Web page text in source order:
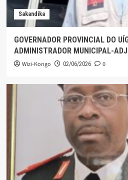
Sakandika
GOVERNADOR PROVINCIAL DO
ADMINISTRADOR MUNICIPAL-
Wizi-Kongo 02/06/2026 0